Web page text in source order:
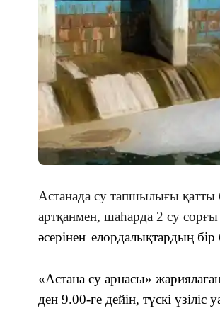
Астанада су тапшылығы
артқанмен, шаһарда 2 су
әсерінен елордалықтардың бір
«Астана су арнасы»
ден 9.00-ге дейін, түскі